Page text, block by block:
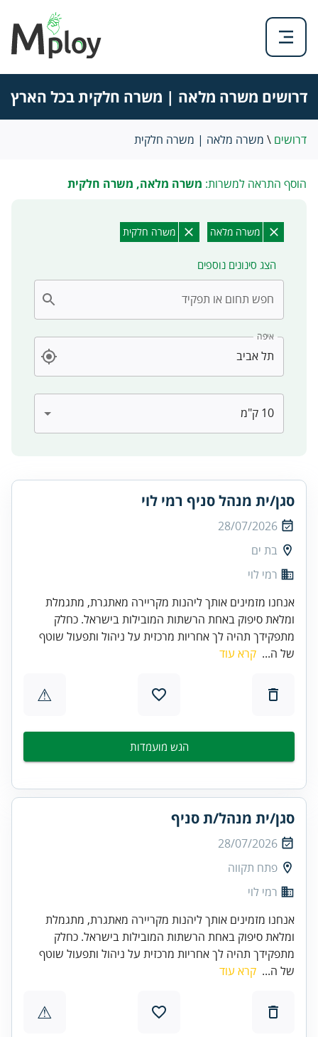
דרושים משרה מלאה | משרה חלקית בכל הארץ
דרושים \ משרה מלאה | משרה חלקית
הוסף התראה למשרות: משרה מלאה, משרה חלקית
משרה מלאה משרה חלקית
הצג סינונים נוספים
חפש תחום או תפקיד
איפה
סגן/ית מנהל סניף רמי לוי
28/07/2026
בת ים
רמי לוי
אנחנו מזמינים אותך ליהנות מקריירה מאתגרת, מתגמלת
ומלאת סיפוק באחת הרשתות המובילות בישראל. כחלק
מתפקידך תהיה לך אחריות מרכזית על ניהול ותפעול שוטף
של ה... קרא עוד
⚠
הגש מועמדות
סגן/ית מנהל/ת סניף
28/07/2026
פתח תקווה
רמי לוי
אנחנו מזמינים אותך ליהנות מקריירה מאתגרת, מתגמלת
ומלאת סיפוק באחת הרשתות המובילות בישראל. כחלק
מתפקידך תהיה לך אחריות מרכזית על ניהול ותפעול שוטף
של ה... קרא עוד
⚠